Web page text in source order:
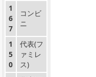
1
6
7
コンビ
ニ
1
5
0
代表(フ
ァミレ
ス)